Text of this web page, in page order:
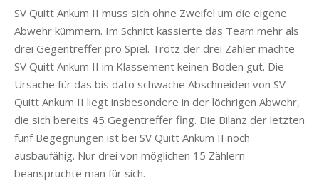
SV Quitt Ankum II muss sich ohne Zweifel um die eigene
Abwehr kümmern. Im Schnitt kassierte das Team mehr als
drei Gegentreffer pro Spiel. Trotz der drei Zähler machte
SV Quitt Ankum II im Klassement keinen Boden gut. Die
Ursache für das bis dato schwache Abschneiden von SV
Quitt Ankum II liegt insbesondere in der löchrigen Abwehr,
die sich bereits 45 Gegentreffer fing. Die Bilanz der letzten
fünf Begegnungen ist bei SV Quitt Ankum II noch
ausbaufähig. Nur drei von möglichen 15 Zählern
beanspruchte man für sich.